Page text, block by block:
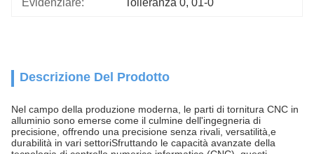
Evidenziare: Tolleranza 0, 01-0
Descrizione Del Prodotto
Nel campo della produzione moderna, le parti di tornitura CNC in
alluminio sono emerse come il culmine dell'ingegneria di
precisione, offrendo una precisione senza rivali, versatilità,e
durabilità in vari settoriSfruttando le capacità avanzate della